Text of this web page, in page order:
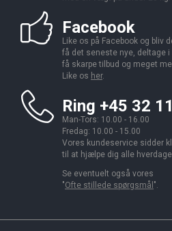
Facebook
Like os på Facebook og bliv
få det seneste nye, deltage i
få skarpe tilbud og meget
Like os her.
Ring +45 32
Man-Tors: 10.00 - 16.00
Fredag: 10.00 - 15.00
Vores kundeservice sidder
til at hjælpe dig alle
Se eventuelt også vores
"Ofte stillede spørgsmål ".